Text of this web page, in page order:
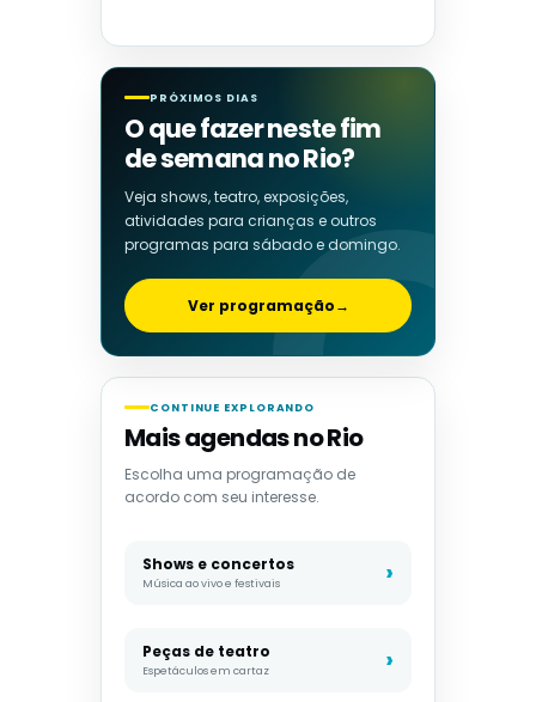
PRÓXIMOS DIAS
O que fazer neste fim
de semana no Rio?
Veja shows, teatro, exposições,
atividades para crianças e outros
programas para sábado e domingo.
Ver programação→
CONTINUE EXPLORANDO
Mais agendas no Rio
Escolha uma programação de
acordo com seu interesse.
Shows e concertos
Música ao vivo e festivais
Peças de teatro
Espetáculos em cartaz